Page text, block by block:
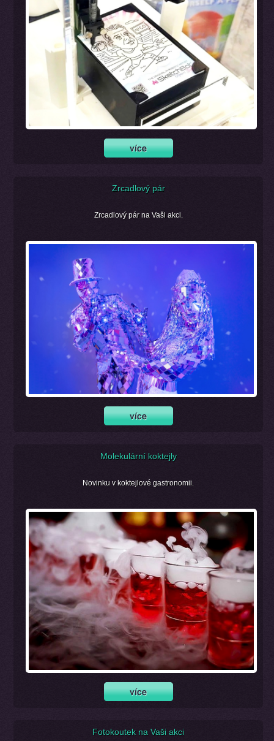
Zrcadlový pár
Zrcadlový pár na Vaši akci.
Molekulární koktejly
Novinku v koktejlové gastronomii.
Fotokoutek na Vaši akci